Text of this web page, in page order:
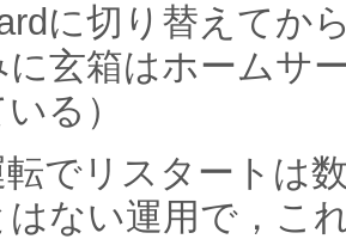
に切り替えてか
に玄箱はホームサ
る）
転でリスタートは
ない運用で，こ